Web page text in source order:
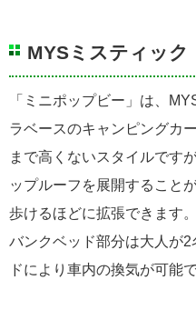
MYSミスティック
「ミニポップビー」は、
ラベースのキャンピングカ
まで高くないスタイルです
ップルーフを展開すること
歩けるほどに拡張できます。
バンクベッド部分は大人が
ドにより車内の換気が可能で